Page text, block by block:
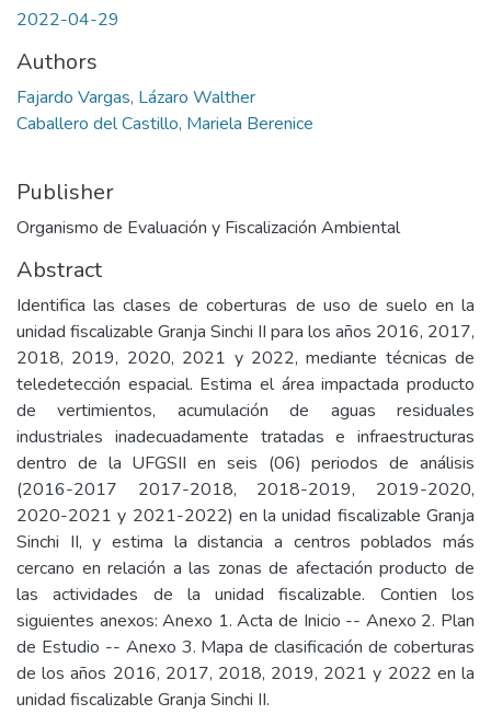
2022-04-29
Authors
Fajardo Vargas, Lázaro Walther
Caballero del Castillo, Mariela Berenice
Publisher
Organismo de Evaluación y Fiscalización Ambiental
Abstract
Identifica las clases de coberturas de uso de suelo en la
unidad fiscalizable Granja Sinchi II para los años 2016, 2017,
2018, 2019, 2020, 2021 y 2022, mediante técnicas de
teledetección espacial. Estima el área impactada producto
de vertimientos, acumulación de aguas residuales
industriales inadecuadamente tratadas e infraestructuras
dentro de la UFGSII en seis (06) periodos de análisis
(2016-2017 2017-2018, 2018-2019, 2019-2020,
2020-2021 y 2021-2022) en la unidad fiscalizable Granja
Sinchi II, y estima la distancia a centros poblados más
cercano en relación a las zonas de afectación producto de
las actividades de la unidad fiscalizable. Contien los
siguientes anexos: Anexo 1. Acta de Inicio -- Anexo 2. Plan
de Estudio -- Anexo 3. Mapa de clasificación de coberturas
de los años 2016, 2017, 2018, 2019, 2021 y 2022 en la
unidad fiscalizable Granja Sinchi II.